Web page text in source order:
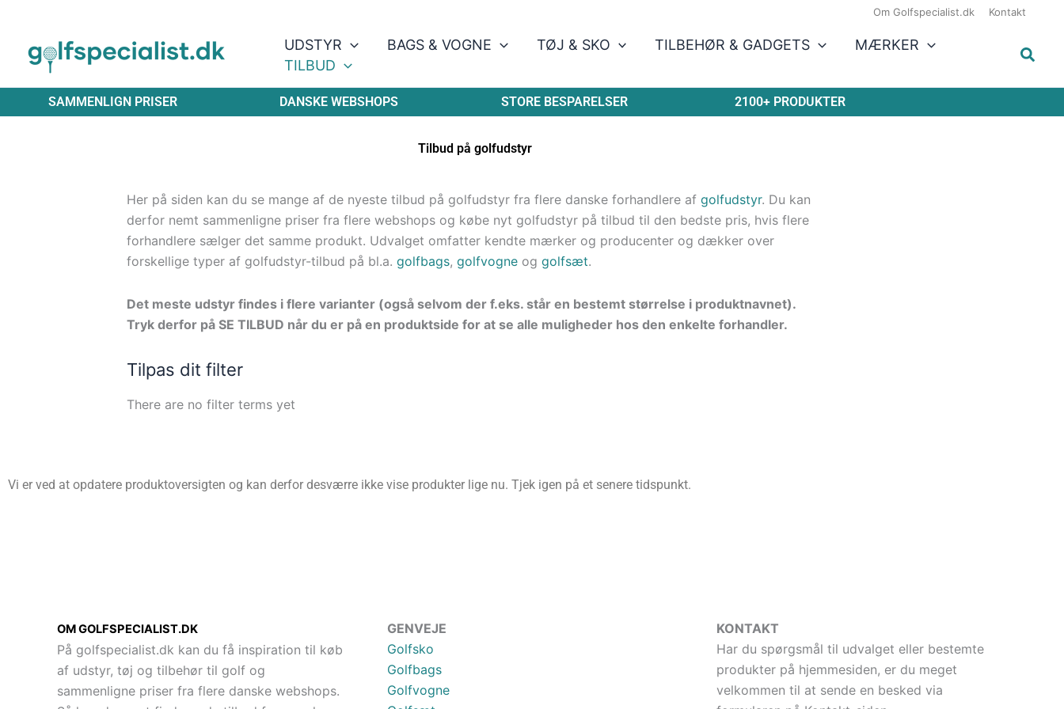
indholdet
Om Golfspecialist.dk Kontakt
UDSTYR BAGS & VOGNE TØJ & SKO TILBEHØR & GADGETS
MÆRKER
TILBUD
SAMMENLIGN PRISER DANSKE WEBSHOPS STORE BESPARELSER 2100+ PRODUKTER
Tilbud på golfudstyr
Her på siden kan du se mange af de nyeste tilbud på golfudstyr fra flere danske forhandlere af golfudstyr. Du kan
derfor nemt sammenligne priser fra flere webshops og købe nyt golfudstyr på tilbud til den bedste pris, hvis flere
forhandlere sælger det samme produkt. Udvalget omfatter kendte mærker og producenter og dækker over
forskellige typer af golfudstyr-tilbud på bl.a. golfbags, golfvogne og golfsæt.
Det meste udstyr findes i flere varianter (også selvom der f.eks. står en bestemt størrelse i produktnavnet).
Tryk derfor på SE TILBUD når du er på en produktside for at se alle muligheder hos den enkelte forhandler.
Tilpas dit filter
There are no filter terms yet
Vi er ved at opdatere produktoversigten og kan derfor desværre ikke vise produkter lige nu. Tjek igen på et senere tidspunkt.
OM GOLFSPECIALIST.DK
På golfspecialist.dk kan du få inspiration til køb
af udstyr, tøj og tilbehør til golf og
sammenligne priser fra flere danske webshops.
GENVEJE
Golfsko
Golfbags
Golfvogne
KONTAKT
Har du spørgsmål til udvalget eller bestemte
produkter på hjemmesiden, er du meget
velkommen til at sende en besked via